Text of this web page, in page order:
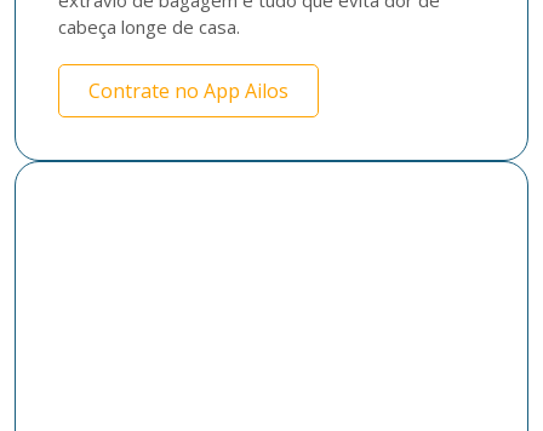
cabeça longe de casa.
Contrate no App Ailos